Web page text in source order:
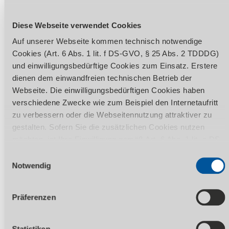
Diese Webseite verwendet Cookies
Auf unserer Webseite kommen technisch notwendige
Cookies (Art. 6 Abs. 1 lit. f DS-GVO, § 25 Abs. 2 TDDDG)
und einwilligungsbedürftige Cookies zum Einsatz. Erstere
dienen dem einwandfreien technischen Betrieb der
Webseite. Die einwilligungsbedürftigen Cookies haben
verschiedene Zwecke wie zum Beispiel den Internetaufritt
zu verbessern oder die Webseitennutzung attraktiver zu
gestalten. Sofern Sie die zusätzlichen Cookies nutzen
Einwilligung können Sie jederzeit durch Aufruf des Consent-
Banners mit Wirkung für die Zukunft widerrufen. Nähere
Informationen zu den einzelnen Cookies und die damit in
Verbindung stehenden Datenverarbeitung können Sie
Notwendig
Präferenzen
Vorführzentrum
Auf ca. 2 000 m² können Sie als Händler oder Interessent
jederzeit unsere Maschinen und Neuheiten aus allen